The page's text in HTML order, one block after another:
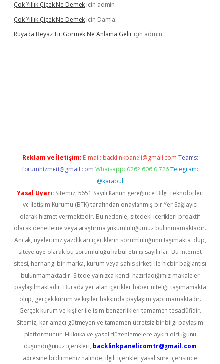
Çok Yıllık Çiçek Ne Demek için admin
Çok Yıllık Çiçek Ne Demek için Damla
Rüyada Beyaz Tır Görmek Ne Anlama Gelir için admin
Reklam ve İletişim: E-mail: backlinkpaneli@gmail.com Teams:
forumhizmeti@gmail.com Whatsapp: 0262 606 0 726 Telegram:
@karabul
Yasal Uyarı: Sitemiz, 5651 Sayılı Kanun gereğince Bilgi Teknolojileri
ve İletişim Kurumu (BTK) tarafından onaylanmış bir Yer Sağlayıcı
olarak hizmet vermektedir. Bu nedenle, sitedeki içerikleri proaktif
olarak denetleme veya araştırma yükümlülüğümüz bulunmamaktadır.
Ancak, üyelerimiz yazdıkları içeriklerin sorumluluğunu taşımakta olup,
siteye üye olarak bu sorumluluğu kabul etmiş sayılırlar. Bu internet
sitesi, herhangi bir marka, kurum veya şahıs şirketi ile hiçbir bağlantısı
bulunmamaktadır. Sitede yalnızca kendi hazırladığımız makaleler
paylaşılmaktadır. Burada yer alan içerikler haber niteliği taşımamakta
olup, gerçek kurum ve kişiler hakkında paylaşım yapılmamaktadır.
Gerçek kurum ve kişiler ile isim benzerlikleri tamamen tesadüfidir.
Sitemiz, kar amacı gütmeyen ve tamamen ücretsiz bir bilgi paylaşım
platformudur. Hukuka ve yasal düzenlemelere aykırı olduğunu
düşündüğünüz içerikleri, backlinkpanelicomtr@gmail.com
adresine bildirmeniz halinde, ilgili içerikler yasal süre içerisinde